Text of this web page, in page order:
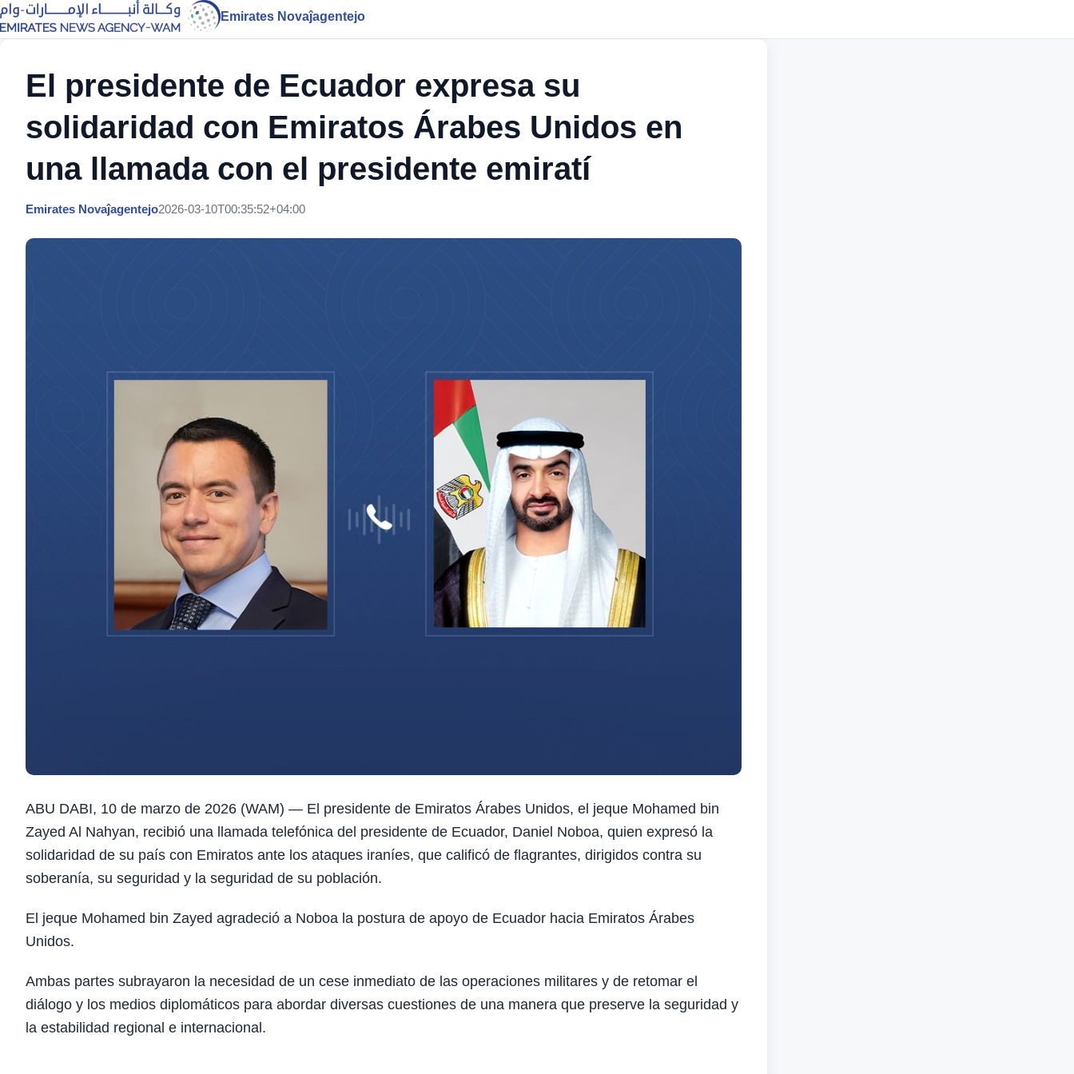
Emirates Novaĵagentejo
El presidente de Ecuador expresa su
solidaridad con Emiratos Árabes Unidos en
una llamada con el presidente emiratí
Emirates Novaĵagentejo2026-03-10T00:35:52+04:00
ABU DABI, 10 de marzo de 2026 (WAM) — El presidente de Emiratos Árabes Unidos, el jeque Mohamed bin
Zayed Al Nahyan, recibió una llamada telefónica del presidente de Ecuador, Daniel Noboa, quien expresó la
solidaridad de su país con Emiratos ante los ataques iraníes, que calificó de flagrantes, dirigidos contra su
soberanía, su seguridad y la seguridad de su población.
El jeque Mohamed bin Zayed agradeció a Noboa la postura de apoyo de Ecuador hacia Emiratos Árabes
Unidos.
Ambas partes subrayaron la necesidad de un cese inmediato de las operaciones militares y de retomar el
diálogo y los medios diplomáticos para abordar diversas cuestiones de una manera que preserve la seguridad y
la estabilidad regional e internacional.